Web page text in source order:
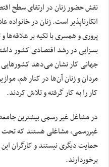
نقش حضور زنان در ارتقای سطح
انکارناپذیر است. زنان در خانواده
پروری و همسری با تکیه بر
بسزایی در رشد اقتصادی کشور
جهانی کار نشان می‌دهد
مردان و زنان آن‌ها در کنار هم،
کار را به کار گرفته و تلاش کردند.
در مشاغل غیر رسمی بیشترین
غیررسمی، مشاغلی هستند که تحت
حمایت دیگری نیستند و کارگران
برخوردارند.